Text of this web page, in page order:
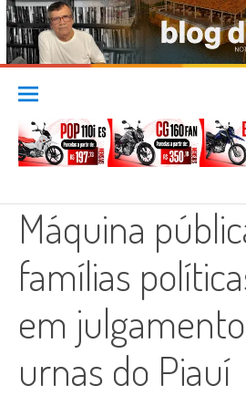
Skip
content
Máquina
famílias
em
urnas do Piauí